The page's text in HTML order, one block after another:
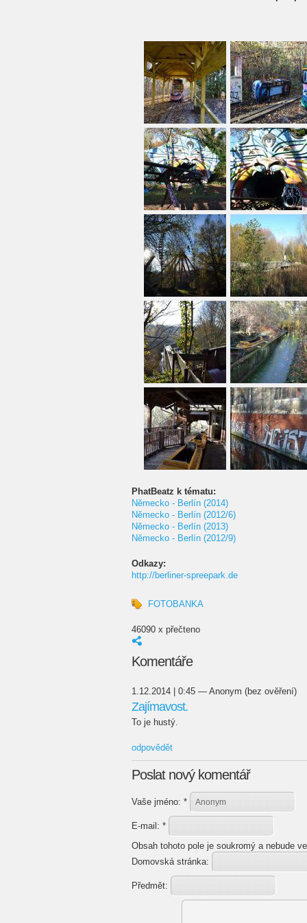
PhatBeatz k tématu:
Německo - Berlín (2014)
Německo - Berlín (2012/6)
Německo - Berlín (2013)
Německo - Berlín (2012/9)
Odkazy:
http://berliner-spreepark.de
FOTOBANKA
46090 x přečteno
Komentáře
1.12.2014 | 0:45 — Anonym (bez ověření)
Zajímavost.
To je hustý.
odpovědět
Poslat nový komentář
Vaše jméno: *
E-mail: *
Obsah tohoto pole je soukromý a nebude
Domovská stránka:
Předmět: